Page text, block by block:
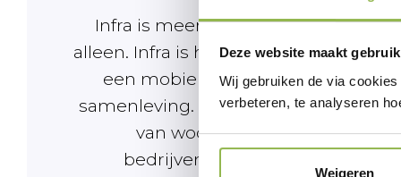
Deze website maakt
Wij gebruiken de via
verbeteren, te analyseren
Weigeren
Infra is meer dan een weg
alleen. Infra is het netwerk voor
een mobiele en stabiele
samenleving. ‌De engineering
van woonwijken,
bedrijventerreinen,